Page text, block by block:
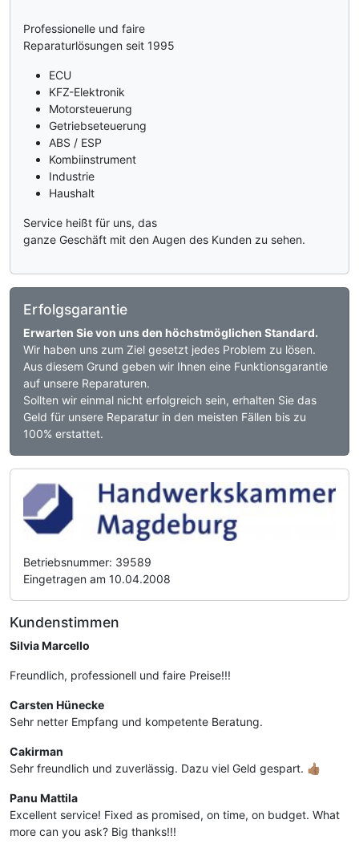
Professionelle und faire
Reparaturlösungen seit 1995
ECU
KFZ-Elektronik
Motorsteuerung
Getriebseteuerung
ABS / ESP
Kombiinstrument
Industrie
Haushalt
Service heißt für uns, das
ganze Geschäft mit den Augen des Kunden zu sehen.
Erfolgsgarantie
Erwarten Sie von uns den höchstmöglichen Standard.
Wir haben uns zum Ziel gesetzt jedes Problem zu lösen.
Aus diesem Grund geben wir Ihnen eine Funktionsgarantie
auf unsere Reparaturen.
Sollten wir einmal nicht erfolgreich sein, erhalten Sie das
Geld für unsere Reparatur in den meisten Fällen bis zu
100% erstattet.
Betriebsnummer: 39589
Eingetragen am 10.04.2008
Kundenstimmen
Silvia Marcello
Freundlich, professionell und faire Preise!!!
Carsten Hünecke
Sehr netter Empfang und kompetente Beratung.
Cakirman
Sehr freundlich und zuverlässig. Dazu viel Geld gespart. 👍🏽
Panu Mattila
Excellent service! Fixed as promised, on time, on budget. What
more can you ask? Big thanks!!!